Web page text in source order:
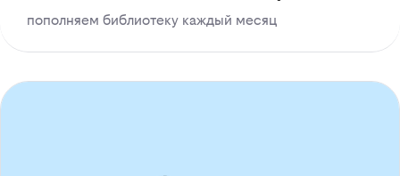
пополняем библиотеку каждый месяц